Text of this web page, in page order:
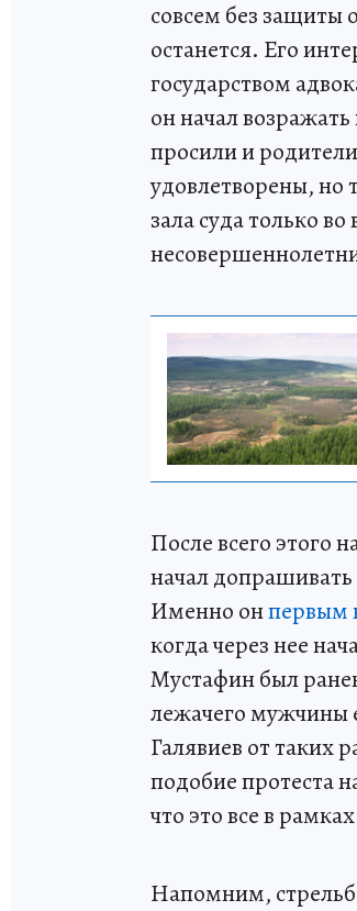
совсем без
останется. Его
государством
он начал
просили и
удовлетворены, но
зала суда только
После всего этого
начал
Именно онпервым
когда через нее
Мустафин был
лежачего мужчины
Галявиев от таких
подобие протеста
что это все в
Напомним,